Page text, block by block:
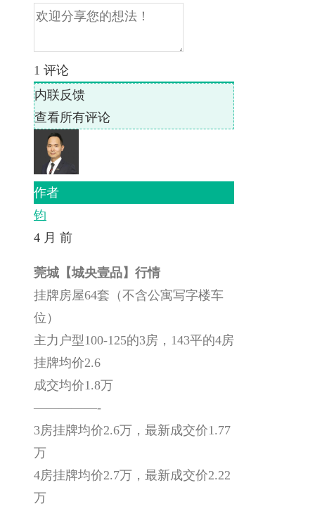
1 评论
内联反馈
查看所有评论
作者
钧
4 月 前
莞城【城央壹品】行情
挂牌房屋64套（不含公寓写字楼车
位）
主力户型100-125的3房，143平的4房
挂牌均价2.6
成交均价1.8万
—————-
3房挂牌均价2.6万，最新成交价1.77
万
4房挂牌均价2.7万，最新成交价2.22
万